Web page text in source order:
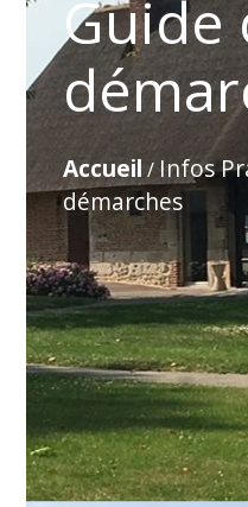
Guide
Accueil / Infos
démarches